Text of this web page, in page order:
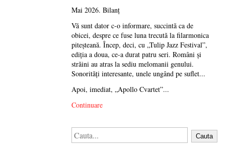
Mai 2026. Bilanț
Vă sunt dator c-o informare, succintă ca de
obicei, despre ce fuse luna trecută la filarmonica
piteșteană. Încep, deci, cu „Tulip Jazz Festival”,
ediția a doua, ce-a durat patru seri. Români și
străini au atras la sediu melomanii genului.
Sonorități interesante, unele ungând pe suflet...
Apoi, imediat, „Apollo Cvartet”...
Continuare
Cauta